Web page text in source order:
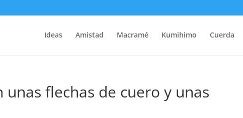
Ideas Amistad Macramé Kumihimo Cuerda
unas flechas de cuero y unas